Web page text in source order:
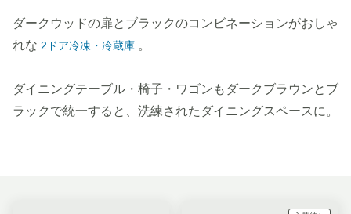
ダークウッドの扉とブラックのコンビネーションがおしゃ
れな 2ドア冷凍・冷蔵庫 。
ダイニングテーブル・椅子・ワゴンもダークブラウンとブ
ラックで統一すると、洗練されたダイニングスペースに。